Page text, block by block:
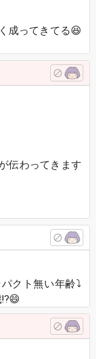
成ってきてる😆
伝わってきます
クト無い年齢⤵
⁉😄